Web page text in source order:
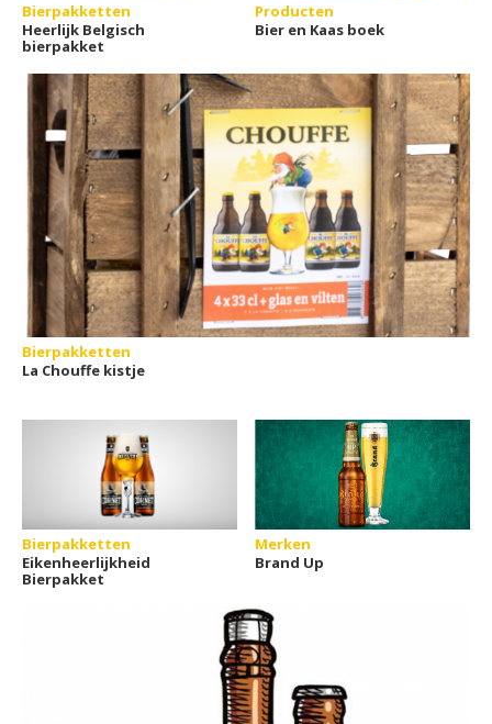
Bierpakketten
Heerlijk Belgisch
bierpakket
Producten
Bier en Kaas boek
Bierpakketten
La Chouffe kistje
Bierpakketten
Eikenheerlijkheid
Bierpakket
Merken
Brand Up